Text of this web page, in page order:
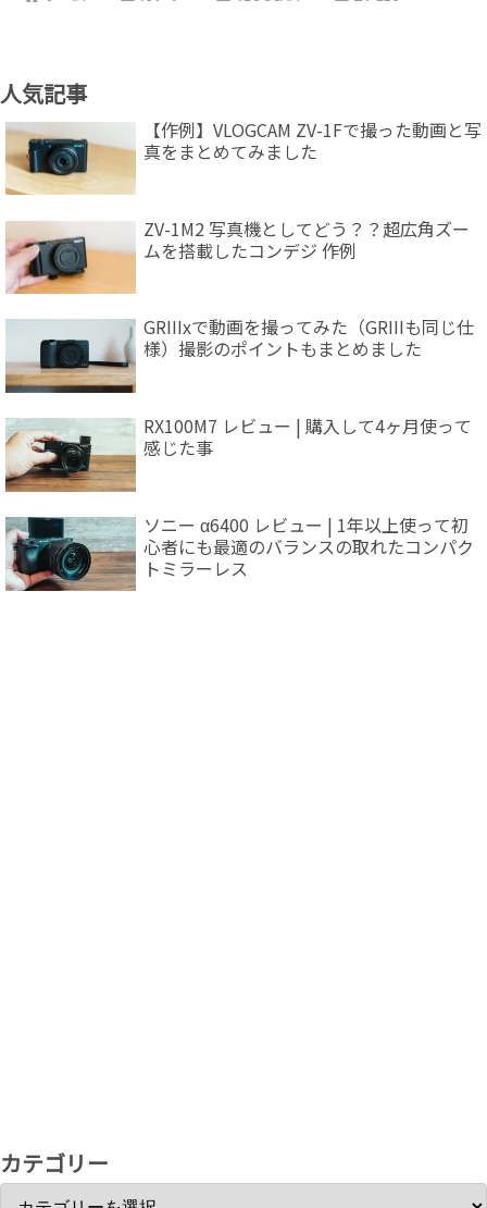
人気記事
【作例】VLOGCAM ZV-1Fで撮った動画と写
真をまとめてみました
ZV-1M2 写真機としてどう？？超広角ズー
ムを搭載したコンデジ 作例
GRIIIxで動画を撮ってみた（GRIIIも同じ仕
様）撮影のポイントもまとめました
RX100M7 レビュー | 購入して4ヶ月使って
感じた事
ソニー α6400 レビュー | 1年以上使って初
心者にも最適のバランスの取れたコンパク
トミラーレス
カテゴリー